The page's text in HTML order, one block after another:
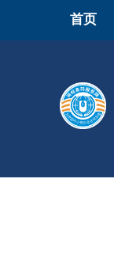
首页